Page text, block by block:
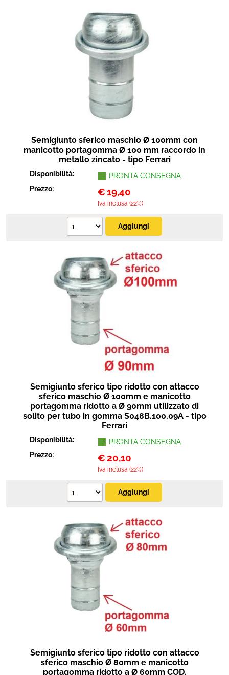
Semigiunto sferico maschio Ø 100mm con
manicotto portagomma Ø 100 mm raccordo in
metallo zincato - tipo Ferrari
Disponibilità:
PRONTA CONSEGNA
Prezzo:
€19,40
Iva inclusa (22%)
Semigiunto sferico tipo ridotto con attacco
sferico maschio Ø 100mm e manicotto
portagomma ridotto a Ø 90mm utilizzato di
solito per tubo in gomma S048B.100.09A - tipo
Ferrari
Disponibilità:
PRONTA CONSEGNA
Prezzo:
€20,10
Iva inclusa (22%)
Semigiunto sferico tipo ridotto con attacco
sferico maschio Ø 80mm e manicotto
portagomma ridotto a Ø 60mm COD.